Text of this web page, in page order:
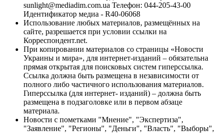
sunlight@mediadim.com.ua Телефон: 044-205-43-00
Идентификатор медиа - R40-06068
Использование любых материалов, размещённых на
сайте, разрешается при условии ссылки на
Корреспондент.net.
При копировании материалов со страницы «Новости
Украины и мира», для интернет-изданий – обязательна
прямая открытая для поисковых систем гиперссылка.
Ссылка должна быть размещена в независимости от
полного либо частичного использования материалов.
Гиперссылка (для интернет- изданий) – должна быть
размещена в подзаголовке или в первом абзаце
материала.
Новости с пометками "Мнение", "Экспертиза",
"Заявление", "Регионы", "Деньги", "Власть", "Выборы",